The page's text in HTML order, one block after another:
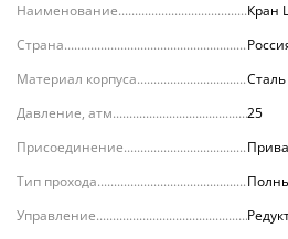
Наименование
Кран
Страна
Материал корпуса
Давление, атм.
25
Присоединение
Тип прохода
Управление